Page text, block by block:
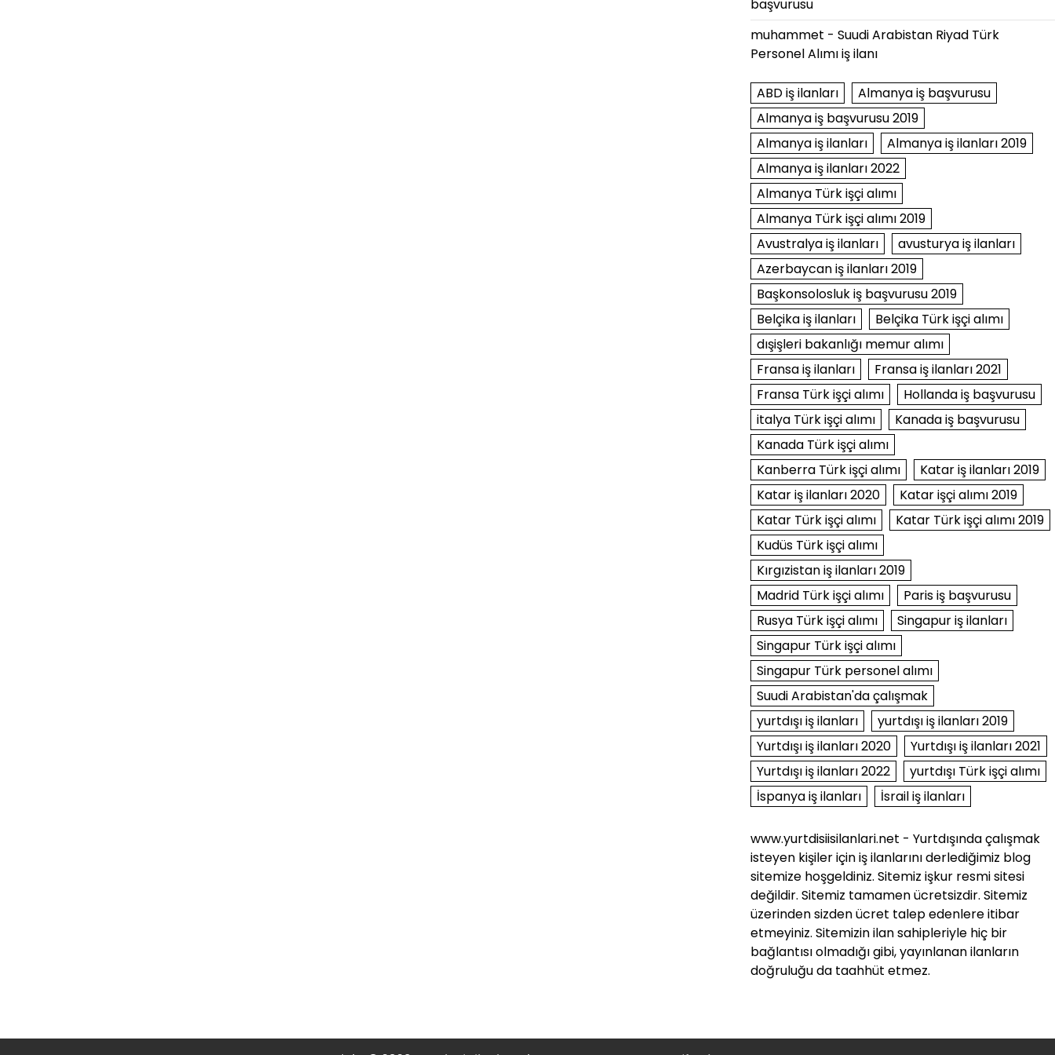
başvurusu
muhammet - Suudi Arabistan Riyad Türk
Personel Alımı iş ilanı
ABD iş ilanları
Almanya iş başvurusu
Almanya iş başvurusu 2019
Almanya iş ilanları
Almanya iş ilanları 2019
Almanya iş ilanları 2022
Almanya Türk işçi alımı
Almanya Türk işçi alımı 2019
Avustralya iş ilanları
avusturya iş ilanları
Azerbaycan iş ilanları 2019
Başkonsolosluk iş başvurusu 2019
Belçika iş ilanları
Belçika Türk işçi alımı
dışişleri bakanlığı memur alımı
Fransa iş ilanları
Fransa iş ilanları 2021
Fransa Türk işçi alımı
Hollanda iş başvurusu
italya Türk işçi alımı
Kanada iş başvurusu
Kanada Türk işçi alımı
Kanberra Türk işçi alımı
Katar iş ilanları 2019
Katar iş ilanları 2020
Katar işçi alımı 2019
Katar Türk işçi alımı
Katar Türk işçi alımı 2019
Kudüs Türk işçi alımı
Kırgızistan iş ilanları 2019
Madrid Türk işçi alımı
Paris iş başvurusu
Rusya Türk işçi alımı
Singapur iş ilanları
Singapur Türk işçi alımı
Singapur Türk personel alımı
Suudi Arabistan'da çalışmak
yurtdışı iş ilanları
yurtdışı iş ilanları 2019
Yurtdışı iş ilanları 2020
Yurtdışı iş ilanları 2021
Yurtdışı iş ilanları 2022
yurtdışı Türk işçi alımı
İspanya iş ilanları
İsrail iş ilanları
www.yurtdisiisilanlari.net - Yurtdışında çalışmak
isteyen kişiler için iş ilanlarını derlediğimiz blog
sitemize hoşgeldiniz. Sitemiz işkur resmi sitesi
değildir. Sitemiz tamamen ücretsizdir. Sitemiz
üzerinden sizden ücret talep edenlere itibar
etmeyiniz. Sitemizin ilan sahipleriyle hiç bir
bağlantısı olmadığı gibi, yayınlanan ilanların
doğruluğu da taahhüt etmez.